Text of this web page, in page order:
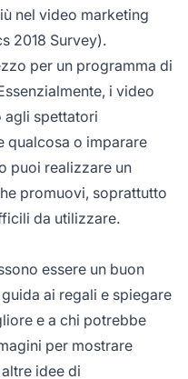
nel video marketing
2018 Survey).
per un programma di
i video
spettatori
qualcosa o imparare
puoi realizzare un
promuovi, soprattutto
da utilizzare.
essere un buon
ai regali e spiegare
e a chi potrebbe
per mostrare
idee di